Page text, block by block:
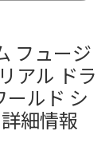
フュージ
アル ドラ
ールド シ
細情報